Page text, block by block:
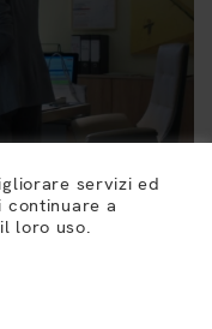
pueden
servizi ed
continuare a
​​loro uso.